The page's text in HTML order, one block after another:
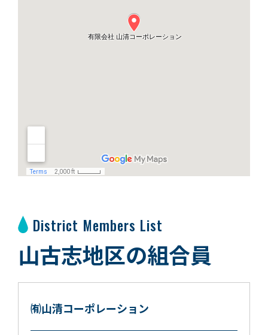
District Members List
山古志地区の組合員
㈲山清コーポレーション